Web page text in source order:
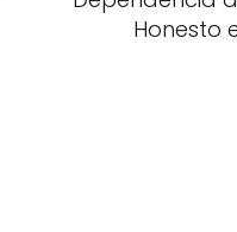
Honesto